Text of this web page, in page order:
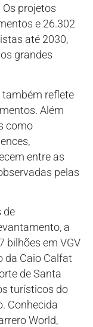
Os projetos
e 26.302
até 2030,
grandes
também reflete
Além
como
entre as
pelas
de
a
bilhões em VGV
da Caio Calfat
de Santa
turísticos do
Conhecida
World,